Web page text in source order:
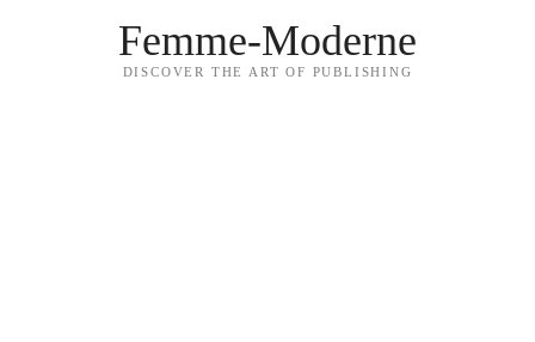
Femme-Moderne
DISCOVER THE ART OF PUBLISHING